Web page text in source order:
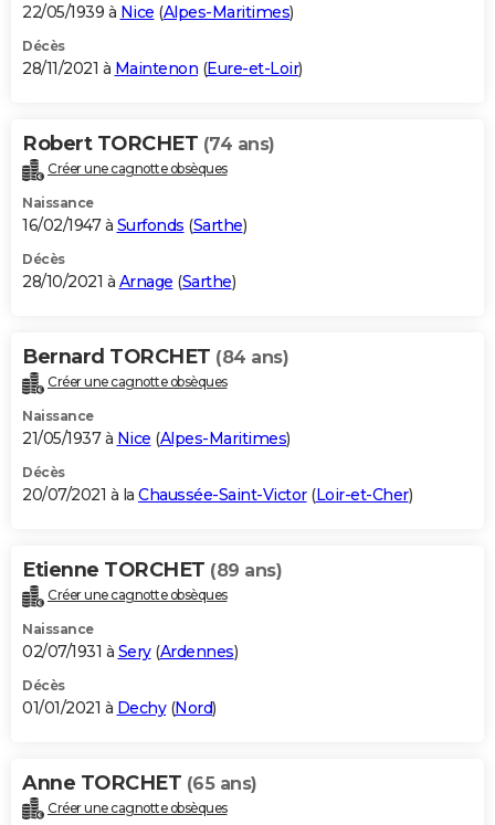
22/05/1939 à Nice (Alpes-Maritimes)
Décès
28/11/2021 à Maintenon (Eure-et-Loir)
Robert TORCHET (74 ans)
Créer une cagnotte obsèques
Naissance
16/02/1947 à Surfonds (Sarthe)
Décès
28/10/2021 à Arnage (Sarthe)
Bernard TORCHET (84 ans)
Créer une cagnotte obsèques
Naissance
21/05/1937 à Nice (Alpes-Maritimes)
Décès
20/07/2021 à la Chaussée-Saint-Victor(Loir-et-Cher)
Etienne TORCHET (89 ans)
Créer une cagnotte obsèques
Naissance
02/07/1931 à Sery(Ardennes)
Décès
01/01/2021 à Dechy(Nord)
Anne TORCHET (65 ans)
Créer une cagnotte obsèques